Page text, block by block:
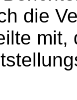
die
mit,